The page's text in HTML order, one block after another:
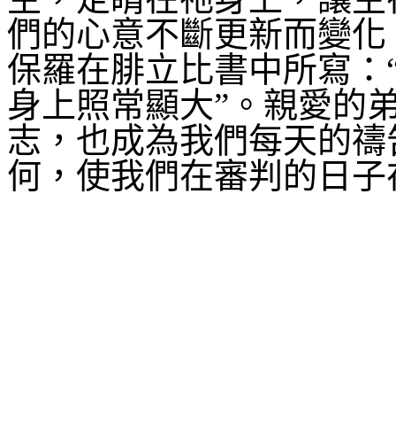
們的心意不斷更新而變
保羅在腓立比書中所寫
身上照常顯大”。親愛的
志，也成為我們每天的
何，使我們在審判的日